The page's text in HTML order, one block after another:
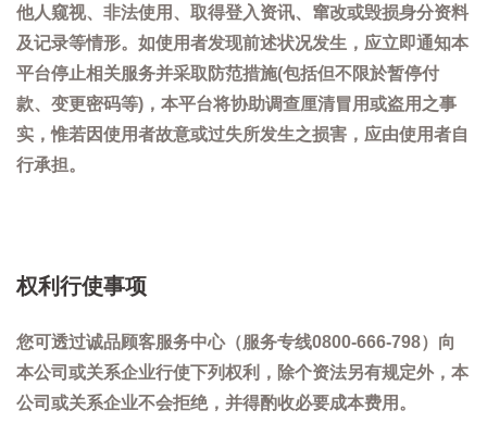
他人窥视、非法使用、取得登入资讯、窜改或毁损身分资料
及记录等情形。如使用者发现前述状况发生，应立即通知本
平台停止相关服务并采取防范措施(包括但不限於暂停付
款、变更密码等)，本平台将协助调查厘清冒用或盗用之事
实，惟若因使用者故意或过失所发生之损害，应由使用者自
行承担。
权利行使事项
您可透过诚品顾客服务中心（服务专线0800-666-798）向
本公司或关系企业行使下列权利，除个资法另有规定外，本
公司或关系企业不会拒绝，并得酌收必要成本费用。